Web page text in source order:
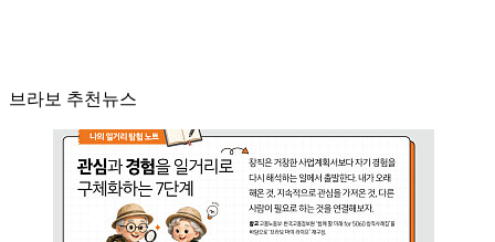
브라보 추천뉴스